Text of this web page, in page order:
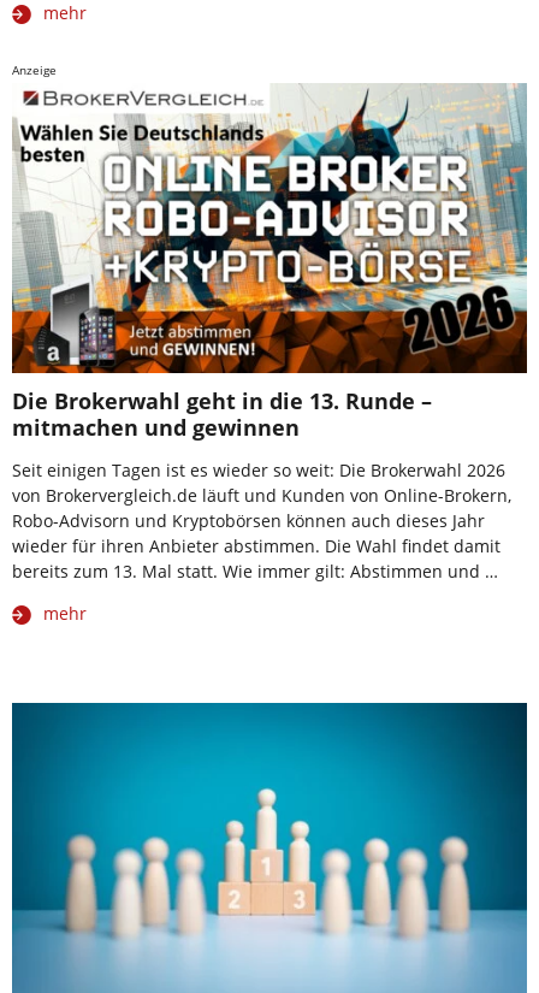
mehr
Anzeige
Die Brokerwahl geht in die 13. Runde –
mitmachen und gewinnen
Seit einigen Tagen ist es wieder so weit: Die Brokerwahl 2026
von Brokervergleich.de läuft und Kunden von Online-Brokern,
Robo-Advisorn und Kryptobörsen können auch dieses Jahr
wieder für ihren Anbieter abstimmen. Die Wahl findet damit
bereits zum 13. Mal statt. Wie immer gilt: Abstimmen und …
mehr